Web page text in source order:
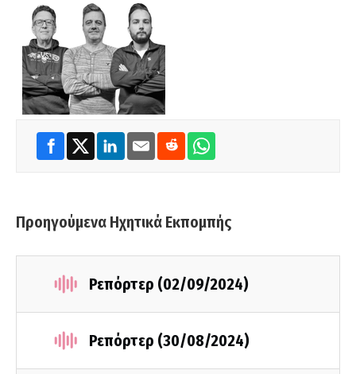
Προηγούμενα Ηχητικά Εκπομπής
Ρεπόρτερ (02/09/2024)
Ρεπόρτερ (30/08/2024)